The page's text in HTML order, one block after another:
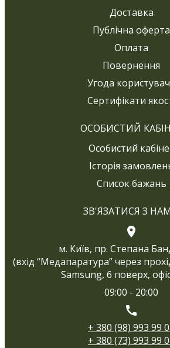
Доставка
Публічна оферта
Оплата
Повернення
Угода
Сертифікати
ОСОБИСТИЙ
Особистий
Історія
Список бажань
ЗВ'ЯЗАТИСЯ З
м. Київ, пр. Степана
(вхід “Медапаратура” через
Samsung, 6 поверх,
09:00 - 20:00
+ 380 (98) 993 99
+ 380 (73) 993 99